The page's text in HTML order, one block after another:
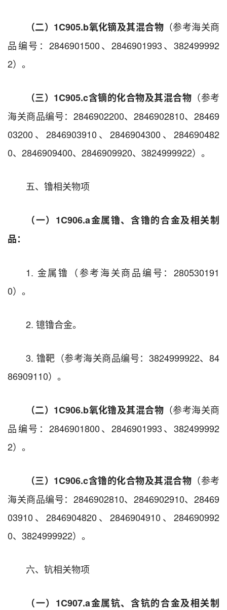
（二）1C905.b氧化镝及其混合物（参考海关商
品编号：2846901500、2846901993、382499992
2）。
（三）1C905.c含镝的化合物及其混合物 （参考
海关商品编号：2846902200、2846902810、28469
03200、2846903910、2846904300、284690482
0、2846909400、2846909920、3824999922）。
五、镥相关物项
（一）1C906.a金属镥、含镥的合金及相关制
品：
1. 金属镥（参考海关商品编号：280530191
0）。
2. 镱镥合金。
3. 镥靶（参考海关商品编号：3824999922、84
86909110）。
（二）1C906.b氧化镥及其混合物（参考海关商
品编号：2846901800、2846901993、382499992
2）。
（三）1C906.c含镥的化合物及其混合物 （参考
海关商品编号：2846902810、2846902910、28469
03910、2846904820、2846904910、284690992
0、3824999922）。
六、钪相关物项
（一）1C907.a金属钪、含钪的合金及相关制